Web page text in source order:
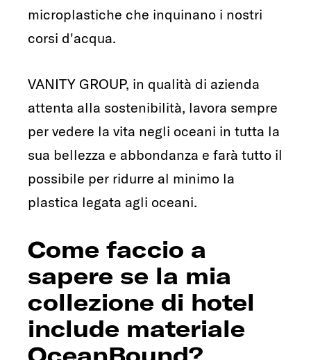
microplastiche che inquinano i nostri
corsi d'acqua.
VANITY GROUP, in qualità di azienda
attenta alla sostenibilità, lavora sempre
per vedere la vita negli oceani in tutta la
sua bellezza e abbondanza e farà tutto il
possibile per ridurre al minimo la
plastica legata agli oceani.
Come faccio a
sapere se la mia
collezione di hotel
include materiale